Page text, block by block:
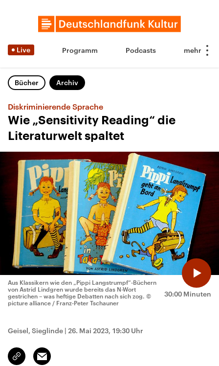
Live Programm Podcasts
Bücher Archiv
Diskriminierende Sprache
Wie „Sensitivity Reading“ die
Literaturwelt spaltet
30:00 Minuten
Aus Klassikern wie den „Pippi Langstrumpf“-Büchern
von Astrid Lindgren wurde bereits das N-Wort
gestrichen – was heftige Debatten nach sich zog. ©
picture alliance / Franz-Peter Tschauner
Geisel, Sieglinde | 26. Mai 2023, 19:30 Uhr
Link
kopieren/teilen
Email